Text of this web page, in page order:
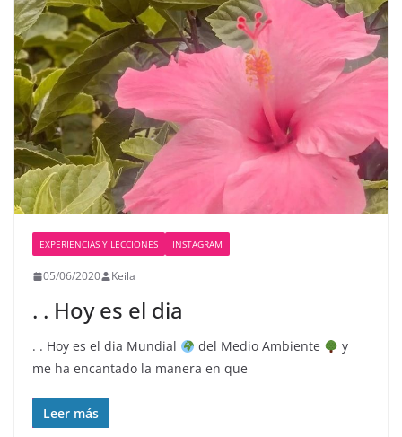
EXPERIENCIAS Y LECCIONES INSTAGRAM
05/06/2020 Keila
. . Hoy es el dia
. . Hoy es el dia Mundial del Medio Ambiente
y
me ha encantado la manera en que
Leer más